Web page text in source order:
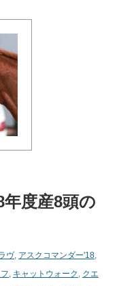
度産8頭の
ヴ, アスクコマンダー'18
キャットウォーク
クエ